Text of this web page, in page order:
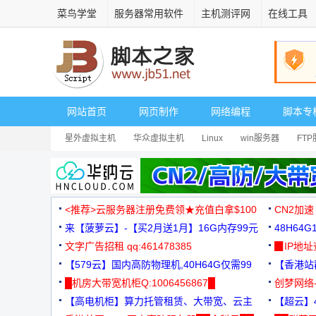
菜鸟学堂 服务器常用软件 主机测评网 在线工具
网站首页 网页制作 网络编程 脚本专
星外虚拟主机 华众虚拟主机 Linux win服务器 FTP
<推荐>云服务器注册免费领★充值白拿$100
CN2加
来【菠萝云】-【买2月送1月】16G内存99元
3000+
文字广告招租 qq:461478385
▉IP地
【579云】国内高防物理机,40H64G仅需99
元
【香港
█机房大带宽机柜Q:1006456867█
创梦网
88元/月
【高电机柜】算力托管租赁、大带宽、云主
【超云